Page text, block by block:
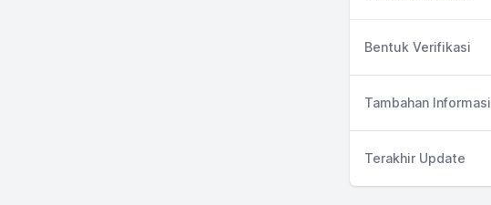
Bentuk Verifikasi
Tambahan Informasi
Terakhir Update